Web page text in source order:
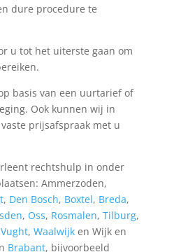
dure procedure te
u tot het uiterste gaan om
basis van een uurtarief of
Ook kunnen wij in
prijsafspraak met u
rechtshulp in onder
Ammerzoden,
, Den Bosch, Boxtel, Breda,
, Oss, Rosmalen, Tilburg,
Vught, Waalwijken Wijk en
Brabant, bijvoorbeeld